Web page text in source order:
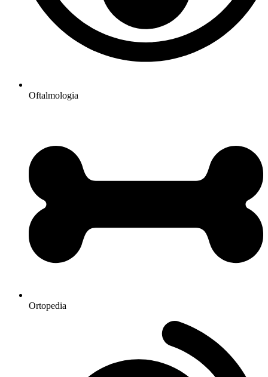
Oftalmologia
Ortopedia